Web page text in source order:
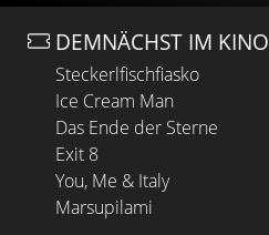
DEMNÄCHST IM KINO
Steckerlfischfiasko
Ice Cream Man
Das Ende der Sterne
Exit 8
You, Me & Italy
Marsupilami